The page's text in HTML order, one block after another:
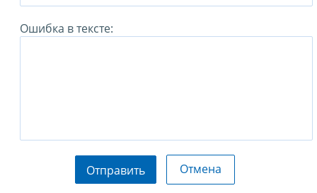
Ошибка в тексте:
Отправить Отмена